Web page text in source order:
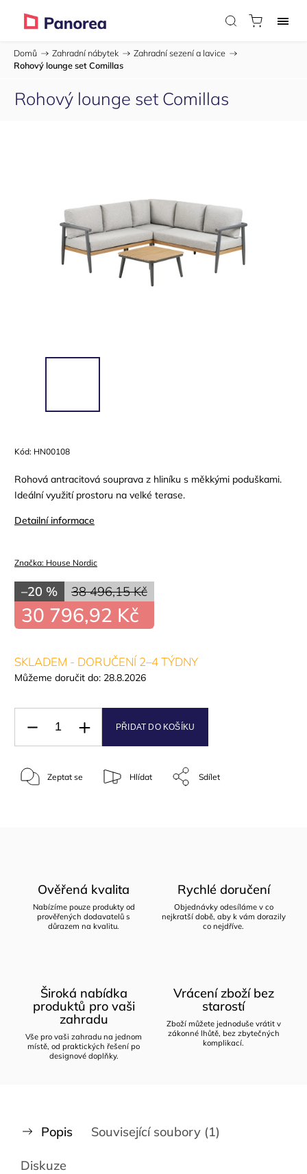
Domů / Zahradní nábytek / Zahradní sezení a lavice /
Rohový lounge set Comillas
Rohový lounge set Comillas
Kód: HN00108
Rohová antracitová souprava z hliníku s měkkými poduškami.
Ideální využití prostoru na velké terase.
Detailní informace
Značka: House Nordic
38 496,15 Kč
–20 %
30 796,92 Kč
SKLADEM - DORUČENÍ 2–4 TÝDNY
Můžeme doručit do: 28.8.2026
PŘIDAT DO KOŠÍKU
Zeptat se Hlídat Sdílet
Ověřená kvalita
Nabízíme pouze produkty od
prověřených dodavatelů s
důrazem na kvalitu.
Rychlé doručení
Objednávky odesíláme v co
nejkratší době, aby k vám dorazily
co nejdříve.
Široká nabídka
produktů pro vaši
zahradu
Vše pro vaši zahradu na jednom
místě, od praktických řešení po
designové doplňky.
Vrácení zboží bez
starostí
Zboží můžete jednoduše vrátit v
zákonné lhůtě, bez zbytečných
komplikací.
Popis Související soubory (1)
Diskuze